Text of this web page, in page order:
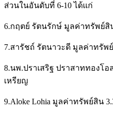
ส่วนในอันดับที่ 6-10 ได้แก่
6.กฤตย์ รัตนรักษ์ มูลค่าทรัพย์สิ
7.สารัชถ์ รัตนาวะดี มูลค่าทรัพ
8.นพ.ปราเสริฐ ปราสาททองโ
เหรียญ
9.Aloke Lohia มูลค่าทรัพย์สิน